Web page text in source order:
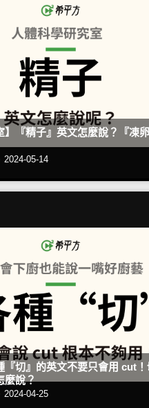
】『精子』英文怎麼說？『凍
2024-05-14
『切』的英文不要只會用 cut
麼說？
2024-04-25